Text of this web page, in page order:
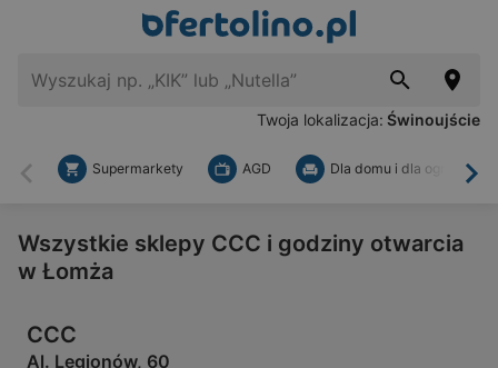
Twoja lokalizacja: Świnoujście
Wstecz
Supermarkety AGD Dla domu i dla ogrodu
Wszystkie sklepy CCC i godziny otwarcia
w Łomża
CCC
Al. Legionów, 60